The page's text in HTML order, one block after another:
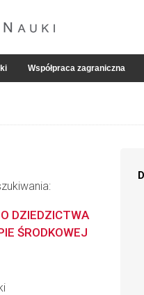
Współpraca zagraniczna
DZIEDZICTWA
ŚRODKOWEJ